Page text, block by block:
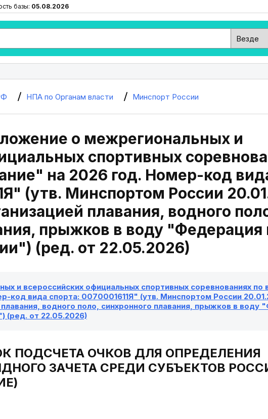
базы: 05.08.2026
НПА по Органам власти Минспорт России
о межрегиональных и
спортивных
на 2026 год. Номер-код
(утв. Минспортом России
плавания, водного
прыжков в воду
(ред. от 22.05.2026)
и всероссийских официальных спортивных соревнованиях по
код вида спорта: 0070001611Я" (утв. Минспортом России
водного поло, синхронного плавания, прыжков в воду
(ред. от 22.05.2026)
ПОДСЧЕТА ОЧКОВ ДЛЯ ОПРЕДЕЛЕНИЯ
ЗАЧЕТА СРЕДИ СУБЪЕКТОВ